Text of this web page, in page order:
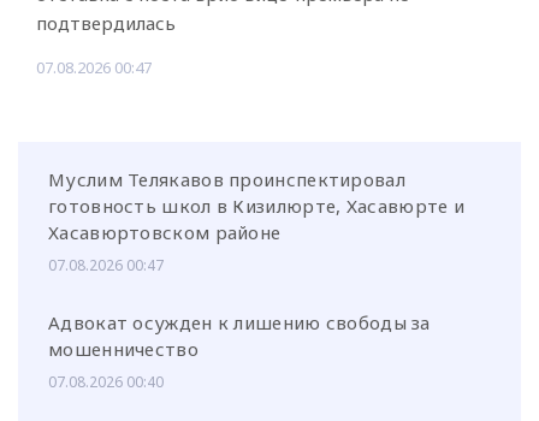
подтвердилась
07.08.2026 00:47
Муслим Телякавов проинспектировал
готовность школ в Кизилюрте, Хасавюрте и
Хасавюртовском районе
07.08.2026 00:47
Адвокат осужден к лишению свободы за
мошенничество
07.08.2026 00:40